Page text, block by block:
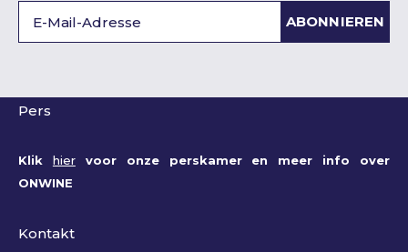
ABONNIEREN
Pers
Klik hiervoor onze perskamer en meer info over
ONWINE
Kontakt